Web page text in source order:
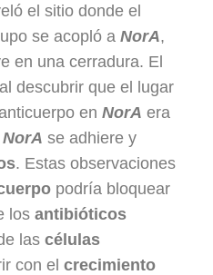
el sitio donde el
se acopló a NorA,
en una cerradura. El
descubrir que el lugar
en NorA era
NorA se adhiere y
. Estas observaciones
podría bloquear
los antibióticos
las células
con el crecimiento